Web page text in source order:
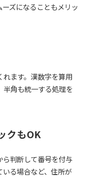
ズになることもメリッ
ます。漢数字を算用
角も統一する処理を
クもOK
判断して番号を付与
る場合など、住所が